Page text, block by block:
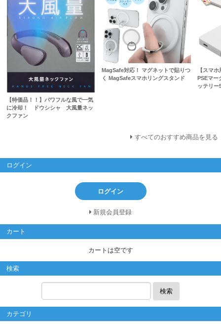
【特価品！！】パワフルな風で一気
に冷却！ ドウシシャ 大風量ネッ
クファン
MagSafe対応！ マグネットで貼りつ
く MagSafeスマホリングスタンド
【スマ
PSEマー
ッテリ
すべてのおすすめ商品を見る
ログイン
ログイン
新規会員登録
カート
カートは空です
検索
検索
カテゴリ